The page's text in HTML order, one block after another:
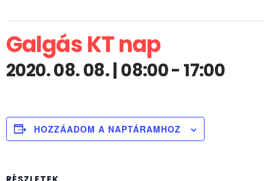
Galgás KT nap
2020. 08. 08. | 08:00- 17:00
HOZZÁADOM A NAPTÁRAMHOZ